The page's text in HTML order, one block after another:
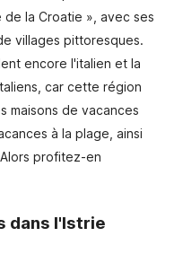
de la Croatie », avec ses
villages pittoresques.
encore l'italien et la
car cette région
maisons de vacances
à la plage, ainsi
profitez-en
dans l'Istrie